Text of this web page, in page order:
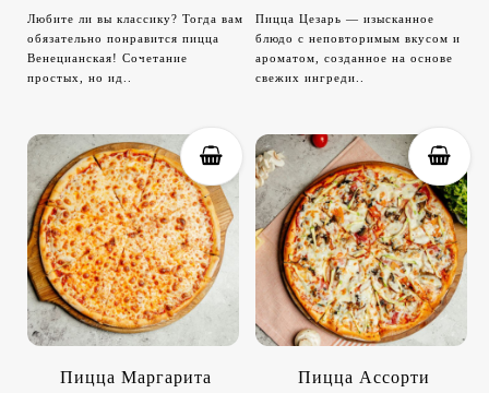
Любите ли вы классику? Тогда вам
обязательно понравится пицца
Венецианская! Сочетание
простых, но ид..
Пицца Цезарь — изысканное
блюдо с неповторимым вкусом и
ароматом, созданное на основе
свежих ингреди..
Пицца Маргарита Пицца Ассорти